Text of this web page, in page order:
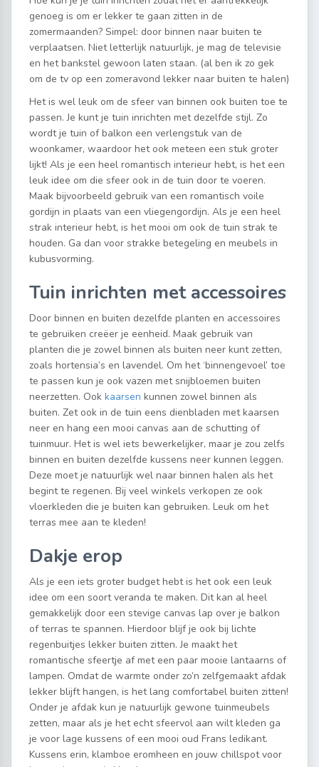
genoeg is om er lekker te gaan zitten in de
zomermaanden? Simpel: door binnen naar buiten te
verplaatsen. Niet letterlijk natuurlijk, je mag de televisie
en het bankstel gewoon laten staan. (al ben ik zo gek
om de tv op een zomeravond lekker naar buiten te halen)
Het is wel leuk om de sfeer van binnen ook buiten toe te
passen. Je kunt je tuin inrichten met dezelfde stijl. Zo
wordt je tuin of balkon een verlengstuk van de
woonkamer, waardoor het ook meteen een stuk groter
lijkt! Als je een heel romantisch interieur hebt, is het een
leuk idee om die sfeer ook in de tuin door te voeren.
Maak bijvoorbeeld gebruik van een romantisch voile
gordijn in plaats van een vliegengordijn. Als je een heel
strak interieur hebt, is het mooi om ook de tuin strak te
houden. Ga dan voor strakke betegeling en meubels in
kubusvorming.
Tuin inrichten met accessoires
Door binnen en buiten dezelfde planten en accessoires
te gebruiken creëer je eenheid. Maak gebruik van
planten die je zowel binnen als buiten neer kunt zetten,
zoals hortensia’s en lavendel. Om het ‘binnengevoel’ toe
te passen kun je ook vazen met snijbloemen buiten
neerzetten. Ook kaarsen kunnen zowel binnen als
buiten. Zet ook in de tuin eens dienbladen met kaarsen
neer en hang een mooi canvas aan de schutting of
tuinmuur. Het is wel iets bewerkelijker, maar je zou zelfs
binnen en buiten dezelfde kussens neer kunnen leggen.
Deze moet je natuurlijk wel naar binnen halen als het
begint te regenen. Bij veel winkels verkopen ze ook
vloerkleden die je buiten kan gebruiken. Leuk om het
terras mee aan te kleden!
Dakje erop
Als je een iets groter budget hebt is het ook een leuk
idee om een soort veranda te maken. Dit kan al heel
gemakkelijk door een stevige canvas lap over je balkon
of terras te spannen. Hierdoor blijf je ook bij lichte
regenbuitjes lekker buiten zitten. Je maakt het
romantische sfeertje af met een paar mooie lantaarns of
lampen. Omdat de warmte onder zo’n zelfgemaakt afdak
lekker blijft hangen, is het lang comfortabel buiten zitten!
Onder je afdak kun je natuurlijk gewone tuinmeubels
zetten, maar als je het echt sfeervol aan wilt kleden ga
je voor lage kussens of een mooi oud Frans ledikant.
Kussens erin, klamboe eromheen en jouw chillspot voor